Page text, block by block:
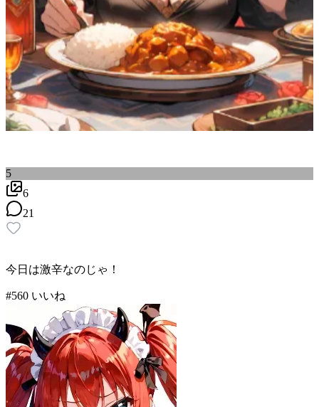
5
6
21
今日は激辛なのじゃ！
#560 いいね